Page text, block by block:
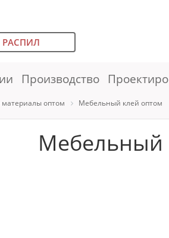
РАСПИЛ
Производство
материалы оптом Мебельный клей оптом
Мебельный